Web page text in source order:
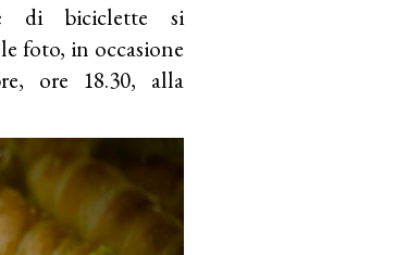
di biciclette si
foto, in occasione
ore 18.30, alla